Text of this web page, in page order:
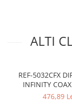
ALTI
REF-5032CFX
INFINITY
13CM, 45W
476,89